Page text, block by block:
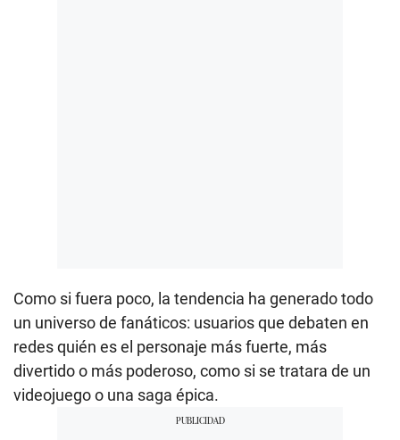
Como si fuera poco, la tendencia ha generado todo
un universo de fanáticos: usuarios que debaten en
redes quién es el personaje más fuerte, más
divertido o más poderoso, como si se tratara de un
videojuego o una saga épica.